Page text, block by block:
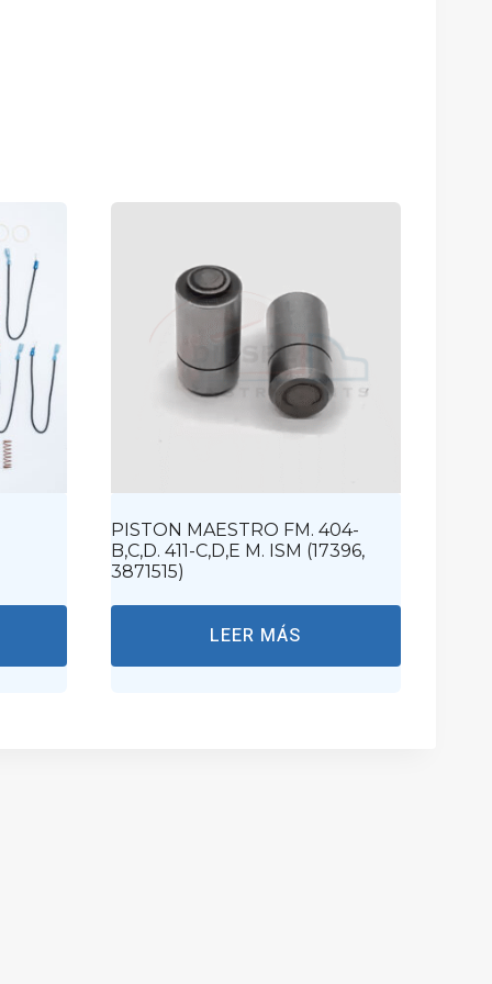
PISTON MAESTRO FM. 404-
B,C,D. 411-C,D,E M. ISM (17396,
3871515)
LEER MÁS